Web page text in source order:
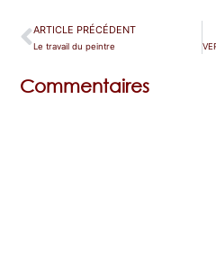
ARTICLE PRÉCÉDENT
Le travail du peintre
Commentaires